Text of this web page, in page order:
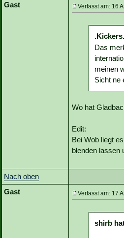
Gast
Verfasst am: 16
Das
meinen
Sicht ne
Wo hat
Edit:
Bei Wob liegt
blenden lassen
Nach oben
Gast
Verfasst am: 17
shirb